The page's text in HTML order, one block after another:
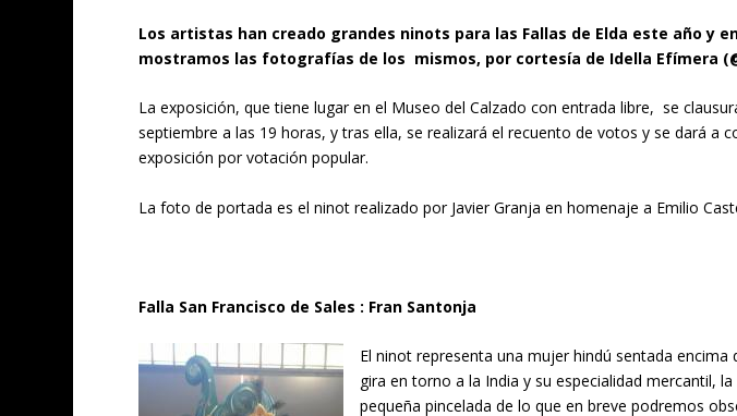
Los artistas han creado grandes ninots para las Fallas de Elda este año y
mostramos las fotografías de los mismos, por cortesía de Idella Efímera
La exposición, que tiene lugar en el Museo del Calzado con entrada libre, se
septiembre a las 19 horas, y tras ella, se realizará el recuento de votos y se dará a
exposición por votación popular.
La foto de portada es el ninot realizado por Javier Granja en homenaje a Emilio
Falla San Francisco de Sales : Fran Santonja
El ninot representa una mujer hindú sentada
gira en torno a la India y su especialidad mercantil,
pequeña pincelada de lo que en breve podremos